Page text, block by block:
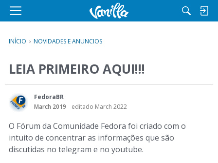
M
n
u
INÍCIO › NOVIDADES E ANUNCIOS
LEIA PRIMEIRO AQUI!!!
FedoraBR
March 2019
editado March 2022
O Fórum da Comunidade Fedora foi criado com o
intuito de concentrar as informações que são
discutidas no telegram e no youtube.